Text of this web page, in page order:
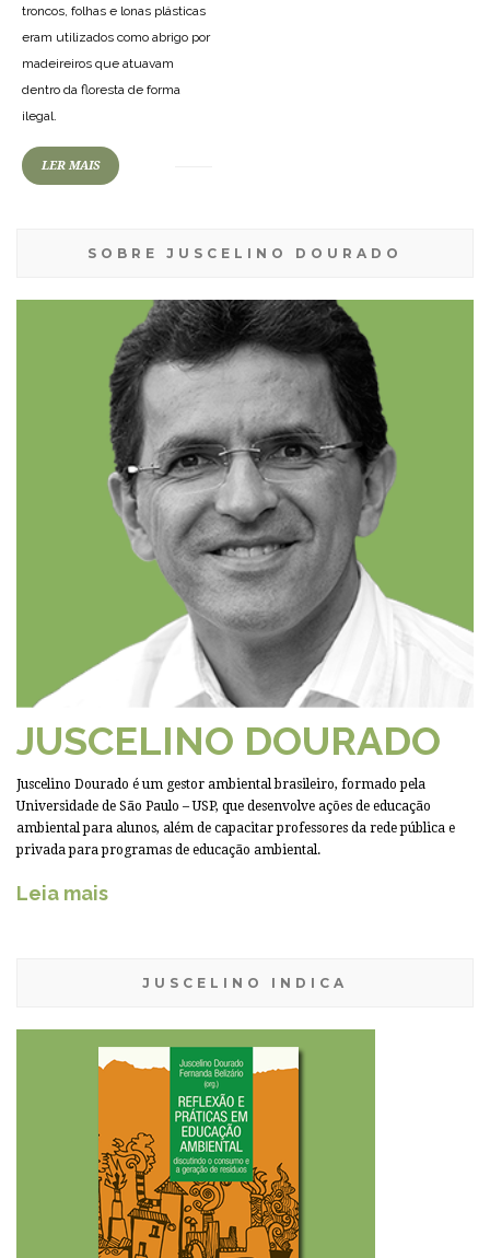
troncos, folhas e lonas plásticas
eram utilizados como abrigo por
madeireiros que atuavam
dentro da floresta de forma
ilegal.
LER MAIS
SOBRE JUSCELINO DOURADO
JUSCELINO DOURADO
Juscelino Dourado é um gestor ambiental brasileiro, formado pela
Universidade de São Paulo – USP, que desenvolve ações de educação
ambiental para alunos, além de capacitar professores da rede pública e
privada para programas de educação ambiental.
Leia mais
JUSCELINO INDICA